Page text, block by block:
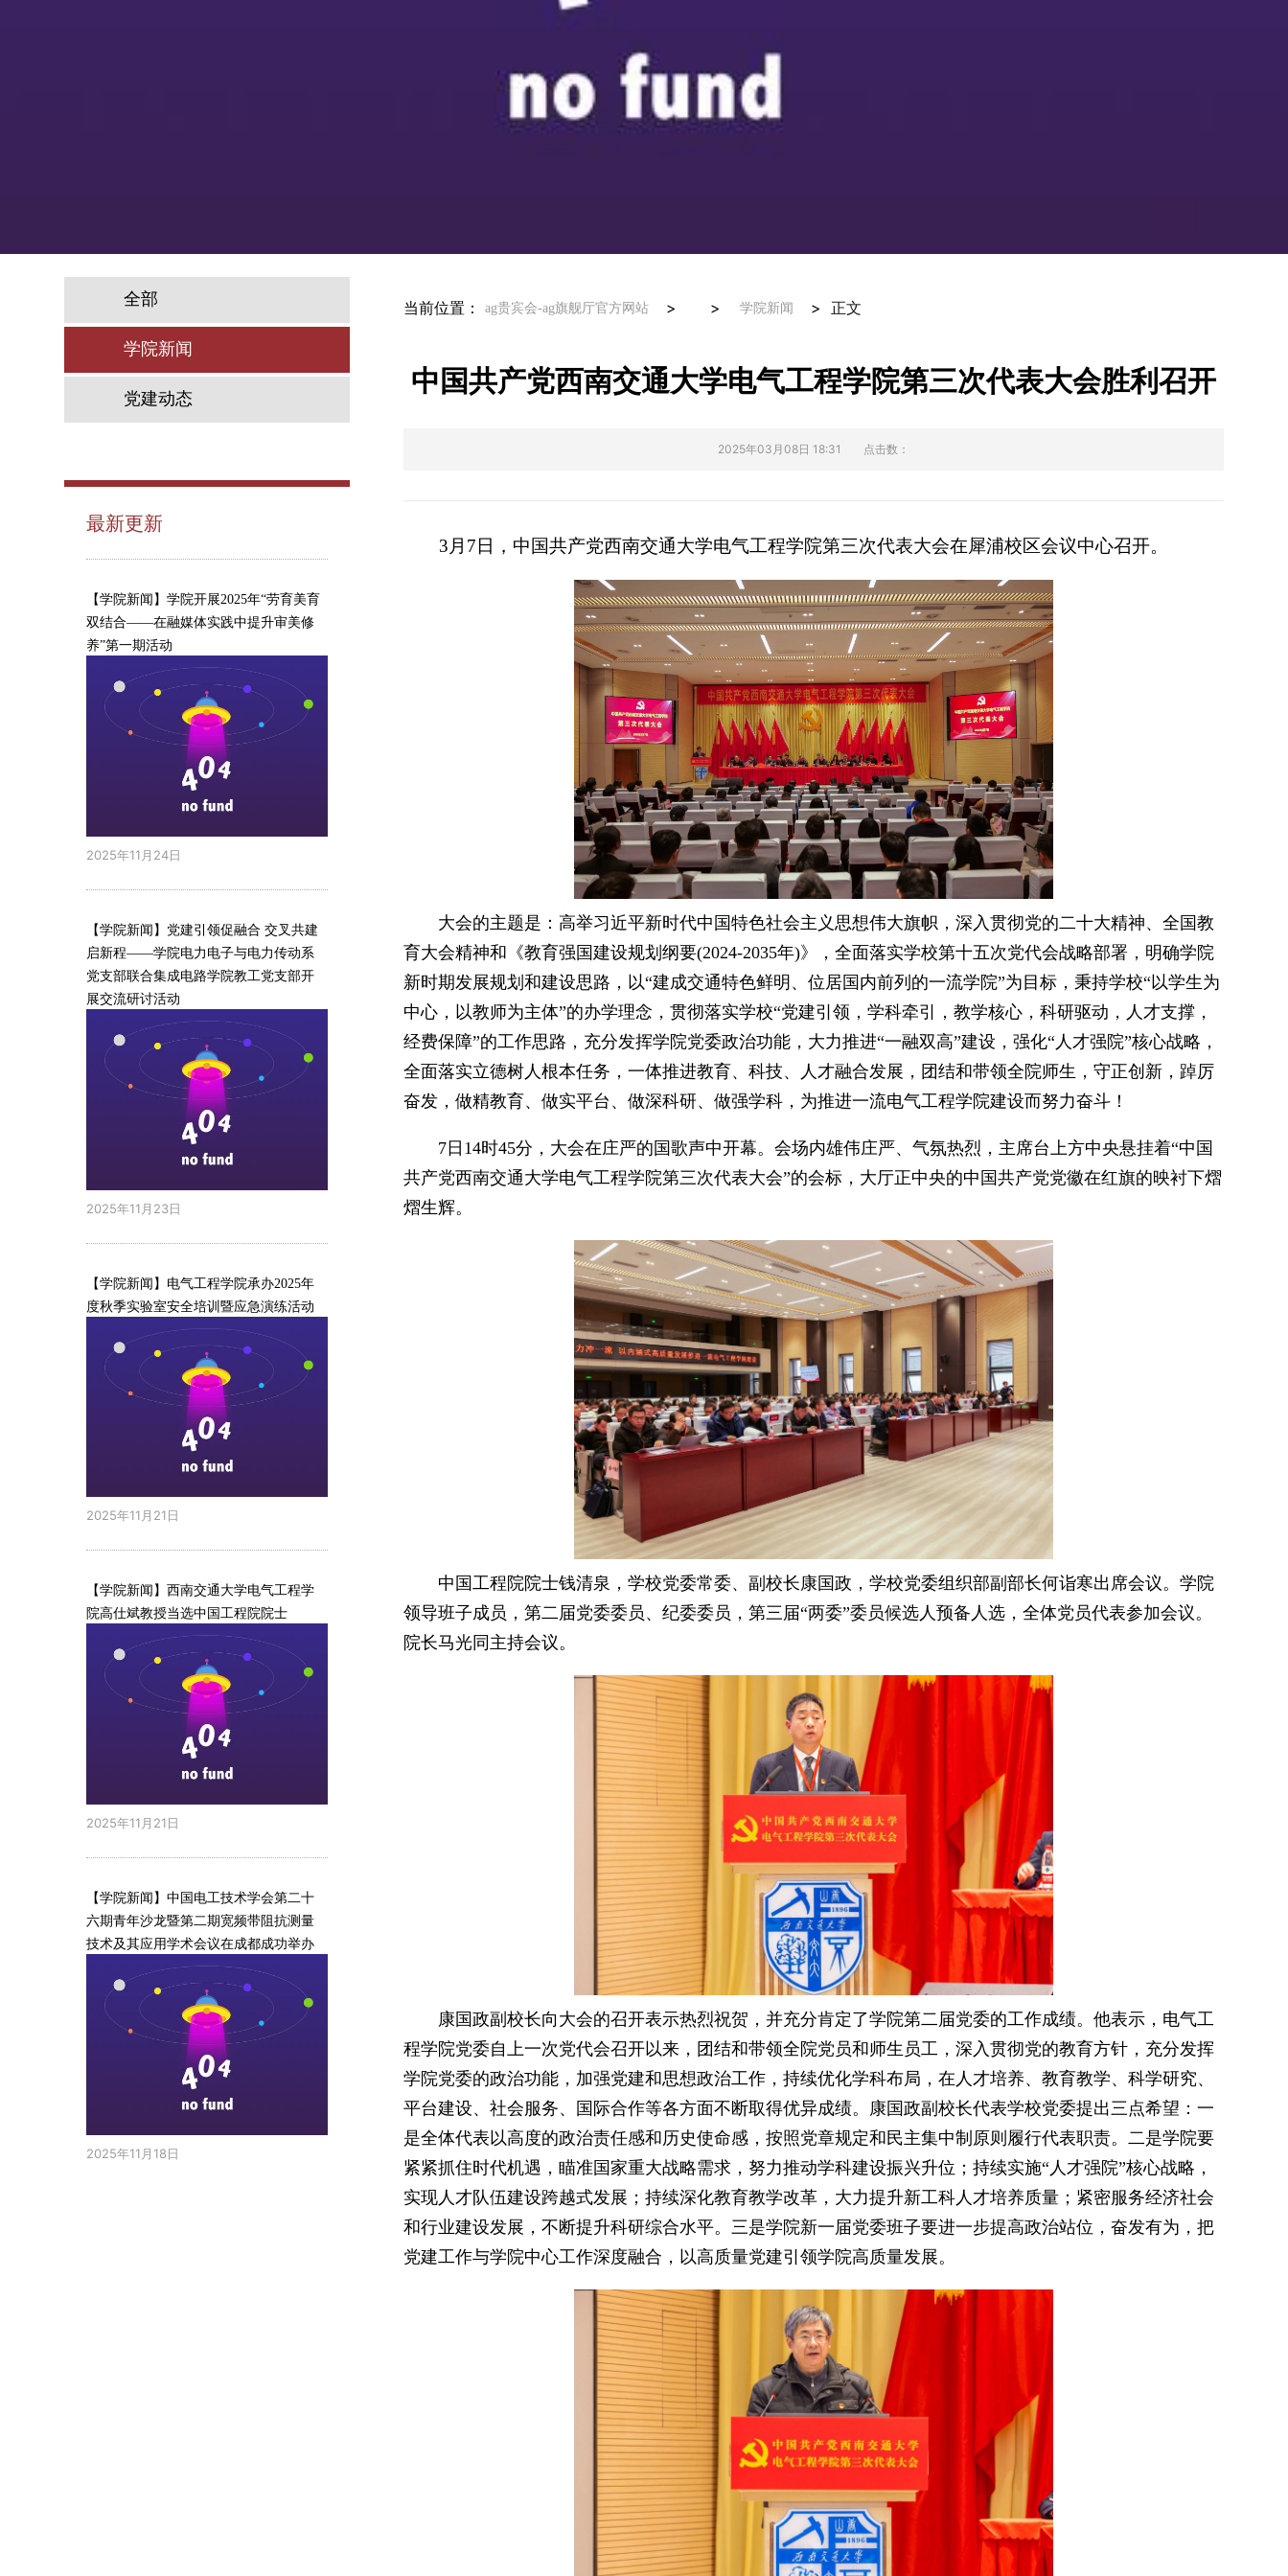
当前位置： ag贵宾会-ag旗舰厅官方网站 > > 学院新闻 > 正文
中国共产党西南交通大学电气工程学院第三次代表大会胜利召开
2025年03月08日 18:31 点击数：
3月7日，中国共产党西南交通大学电气工程学院第三次代表大会在犀浦校区会议中心召开。
大会的主题是：高举习近平新时代中国特色社会主义思想伟大旗帜，深入贯彻党的二十大精神、全国教
育大会精神和《教育强国建设规划纲要(2024-2035年)》，全面落实学校第十五次党代会战略部署，明确学院
新时期发展规划和建设思路，以“建成交通特色鲜明、位居国内前列的一流学院”为目标，秉持学校“以学生为
中心，以教师为主体”的办学理念，贯彻落实学校“党建引领，学科牵引，教学核心，科研驱动，人才支撑，
经费保障”的工作思路，充分发挥学院党委政治功能，大力推进“一融双高”建设，强化“人才强院”核心战略，
全面落实立德树人根本任务，一体推进教育、科技、人才融合发展，团结和带领全院师生，守正创新，踔厉
奋发，做精教育、做实平台、做深科研、做强学科，为推进一流电气工程学院建设而努力奋斗！
7日14时45分，大会在庄严的国歌声中开幕。会场内雄伟庄严、气氛热烈，主席台上方中央悬挂着“中国
共产党西南交通大学电气工程学院第三次代表大会”的会标，大厅正中央的中国共产党党徽在红旗的映衬下熠
熠生辉。
中国工程院院士钱清泉，学校党委常委、副校长康国政，学校党委组织部副部长何诣寒出席会议。学院
领导班子成员，第二届党委委员、纪委委员，第三届“两委”委员候选人预备人选，全体党员代表参加会议。
院长马光同主持会议。
康国政副校长向大会的召开表示热烈祝贺，并充分肯定了学院第二届党委的工作成绩。他表示，电气工
程学院党委自上一次党代会召开以来，团结和带领全院党员和师生员工，深入贯彻党的教育方针，充分发挥
学院党委的政治功能，加强党建和思想政治工作，持续优化学科布局，在人才培养、教育教学、科学研究、
平台建设、社会服务、国际合作等各方面不断取得优异成绩。康国政副校长代表学校党委提出三点希望：一
是全体代表以高度的政治责任感和历史使命感，按照党章规定和民主集中制原则履行代表职责。二是学院要
紧紧抓住时代机遇，瞄准国家重大战略需求，努力推动学科建设振兴升位；持续实施“人才强院”核心战略，
实现人才队伍建设跨越式发展；持续深化教育教学改革，大力提升新工科人才培养质量；紧密服务经济社会
和行业建设发展，不断提升科研综合水平。三是学院新一届党委班子要进一步提高政治站位，奋发有为，把
党建工作与学院中心工作深度融合，以高质量党建引领学院高质量发展。
全部
学院新闻
党建动态
最新更新
【学院新闻】学院开展2025年“劳育美育
双结合——在融媒体实践中提升审美修
养”第一期活动
2025年11月24日
【学院新闻】党建引领促融合 交叉共建
启新程——学院电力电子与电力传动系
党支部联合集成电路学院教工党支部开
展交流研讨活动
2025年11月23日
【学院新闻】电气工程学院承办2025年
度秋季实验室安全培训暨应急演练活动
2025年11月21日
【学院新闻】西南交通大学电气工程学
院高仕斌教授当选中国工程院院士
2025年11月21日
【学院新闻】中国电工技术学会第二十
六期青年沙龙暨第二期宽频带阻抗测量
技术及其应用学术会议在成都成功举办
2025年11月18日